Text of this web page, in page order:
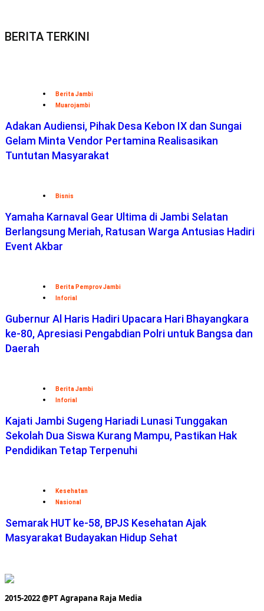
BERITA TERKINI
Berita Jambi
Muarojambi
Adakan Audiensi, Pihak Desa Kebon IX dan Sungai
Gelam Minta Vendor Pertamina Realisasikan
Tuntutan Masyarakat
Bisnis
Yamaha Karnaval Gear Ultima di Jambi Selatan
Berlangsung Meriah, Ratusan Warga Antusias Hadiri
Event Akbar
Berita Pemprov Jambi
Inforial
Gubernur Al Haris Hadiri Upacara Hari Bhayangkara
ke-80, Apresiasi Pengabdian Polri untuk Bangsa dan
Daerah
Berita Jambi
Inforial
Kajati Jambi Sugeng Hariadi Lunasi Tunggakan
Sekolah Dua Siswa Kurang Mampu, Pastikan Hak
Pendidikan Tetap Terpenuhi
Kesehatan
Nasional
Semarak HUT ke-58, BPJS Kesehatan Ajak
Masyarakat Budayakan Hidup Sehat
2015-2022 @PT Agrapana Raja Media